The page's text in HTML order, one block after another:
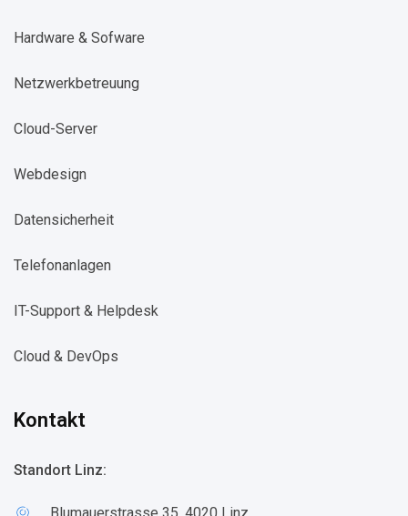
Hardware & Sofware
Netzwerkbetreuung​
Cloud-Server​
Webdesign​
Datensicherheit​
Telefonanlagen​
IT-Support & Helpdesk​
Cloud & DevOps​
Kontakt
Standort Linz:
Blumauerstrasse 35, 4020 Linz